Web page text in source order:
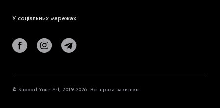
У соціальних мережах
© Support Your Art, 2019-2026. Всі права захищені